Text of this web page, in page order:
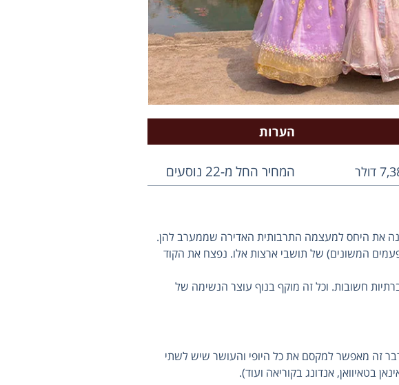
הערות
המחיר החל מ-22 נוסעים
את היחס למעצמה התרבותית האדירה שממערב להן.
המשונים) של תושבי ארצות אלו. נפצח את הקוד
חשובות. וכל זה מוקף בנוף עוצר הנשימה של
הקודמות עמדו על 15 או 16 יום. השנה הטיול נמתח לאורכו הנכון, 18 יום. דבר זה מאפשר למקסם את כל היופי והעושר שיש לשתי
בטאיוואן, אנדונג בקוריאה ועוד).